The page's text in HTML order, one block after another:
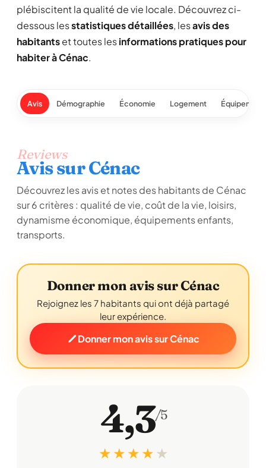
plébiscitent la qualité de vie locale. Découvrez ci-
dessous lesstatistiques détaillées, lesavis des
habitantset toutes lesinformations pratiques pour
habiter à Cénac.
Avis Démographie Économie Logement
Reviews
Avis sur Cénac
Découvrez les avis et notes des habitants de Cénac
sur 6 critères : qualité de vie, coût de la vie, loisirs,
dynamisme économique, équipements enfants,
transports.
Donner mon avis sur Cénac
Rejoignez les 7 habitants qui ont déjà partagé
leur expérience.
Donner mon avis sur Cénac
4,3/5
★ ★ ★ ★ ★